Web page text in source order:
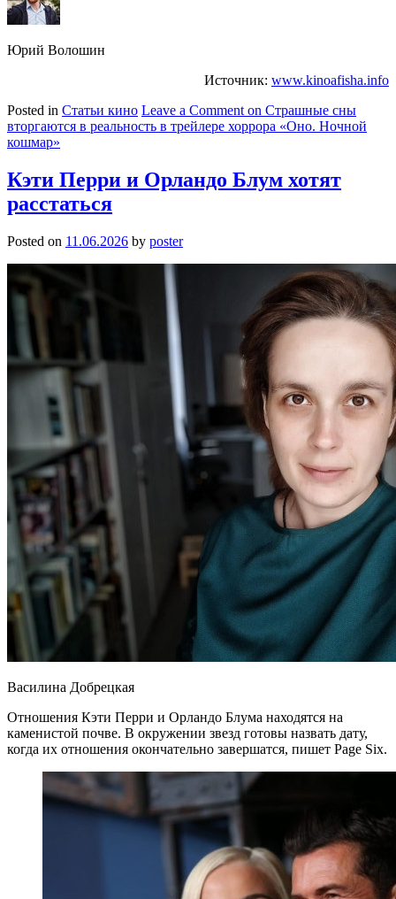
Юрий Волошин
Источник: www.kinoafisha.info
Posted in Статьи кино Leave a Comment on Страшные сны
вторгаются в реальность в трейлере хоррора «Оно. Ночной
кошмар»
Кэти Перри и Орландо Блум хотят
расстаться
Posted on 11.06.2026 by poster
Василина Добрецкая
Отношения Кэти Перри и Орландо Блума находятся на
каменистой почве. В окружении звезд готовы назвать дату,
когда их отношения окончательно завершатся, пишет Page Six.